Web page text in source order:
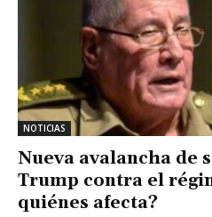
NOTICIAS
Nueva avalancha de
Trump contra el
quiénes afecta?